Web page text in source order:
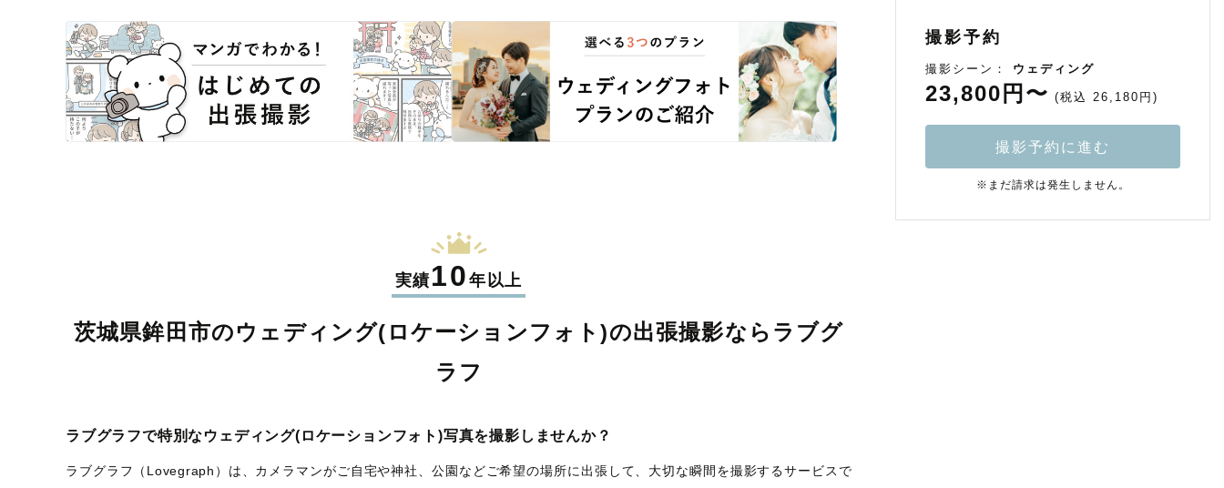
実績10年以上
茨城県鉾田市のウェディング(ロケーションフォト)の出張撮影なら ラブグ
ラフ
ラブグラフで特別なウェディング(ロケーションフォト)写真を撮影しませんか？
ラブグラフ（Lovegraph）は、カメラマンがご自宅や神社、公園などご希望の場所に出張して、大切な瞬間を撮影するサービスで
撮影予約
撮影シーン： ウェディング
23,800円〜 (税込 26,180円)
撮影予約に進む
※まだ請求は発生しません。